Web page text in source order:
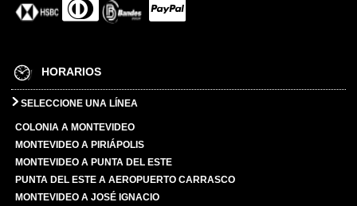
HORARIOS
SELECCIONE UNA LÍNEA
COLONIA A MONTEVIDEO
MONTEVIDEO A PIRIÁPOLIS
MONTEVIDEO A PUNTA DEL ESTE
PUNTA DEL ESTE A AEROPUERTO CARRASCO
MONTEVIDEO A JOSÉ IGNACIO